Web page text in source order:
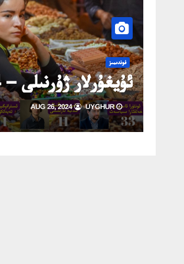
فوندىمىز
ئۇيغۇرلار ژۇرنىلى – 54
AUG 26, 2024 UYGHUR